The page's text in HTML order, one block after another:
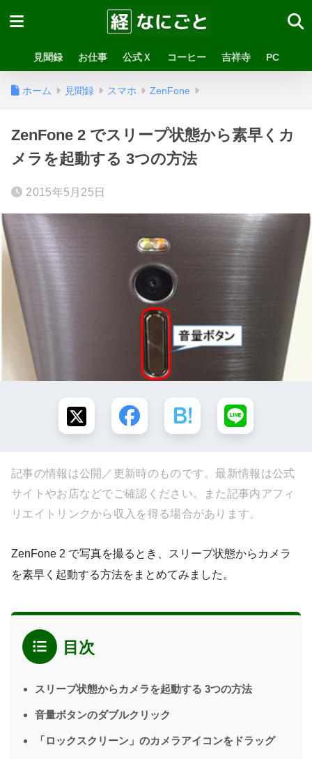
見聞録 お仕事 公式Ｘ コーヒー 吉祥寺 PC
ホーム 見聞録 スマホ ZenFone
ZenFone 2 でスリープ状態から素早くカ
メラを起動する 3つの方法
2015年5月25日
記事の情報は公開／更新時のものです。最新情報は公式
サイトやお店などでご確認ください。また記事内アフィ
リエイトリンクから収入を得る場合があります。
ZenFone 2 で写真を撮るとき、スリープ状態からカメラ
を素早く起動する方法をまとめてみました。
目次
スリープ状態からカメラを起動する 3つの方法
音量ボタンのダブルクリック
「ロックスクリーン」のカメラアイコンをドラッグ